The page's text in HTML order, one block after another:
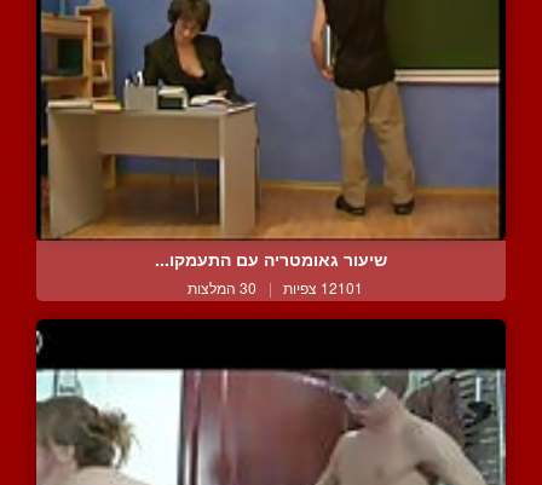
שיעור גאומטריה עם התעמקו...
12101 צפיות | 30 המלצות